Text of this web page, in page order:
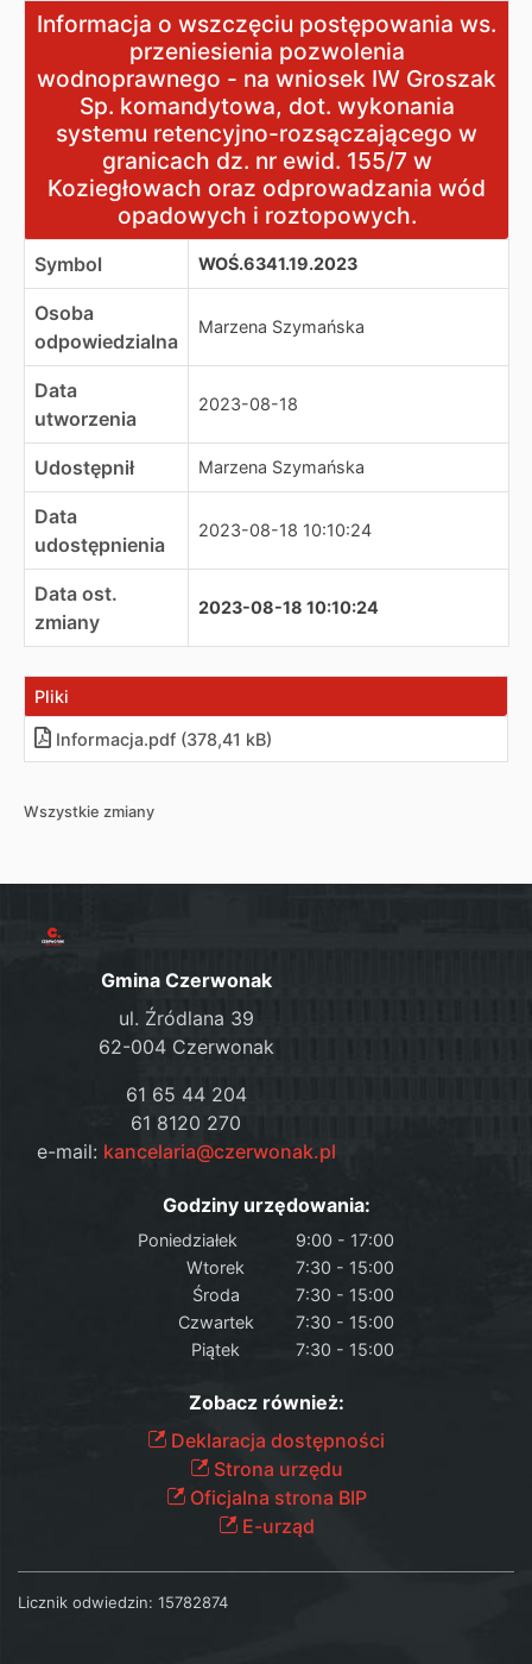
Informacja o wszczęciu postępowania ws.
Informacja o wszczęciu postępowania ws.
przeniesienia pozwolenia
wodnoprawnego - na wniosek IW Groszak
Sp. komandytowa, dot. wykonania
systemu retencyjno-rozsączającego w
granicach dz. nr ewid. 155/7 w
Koziegłowach oraz odprowadzania wód
opadowych i roztopowych.
Symbol WOŚ.6341.19.2023
Osoba
odpowiedzialna
Marzena Szymańska
Data
utworzenia
2023-08-18
Udostępnił Marzena Szymańska
Data
udostępnienia
2023-08-18 10:10:24
Data ost.
zmiany
2023-08-18 10:10:24
Pliki
Informacja.pdf (378,41 kB)
Wszystkie zmiany
Gmina Czerwonak
ul. Źródlana 39
62-004 Czerwonak
61 65 44 204
61 8120 270
e-mail: kancelaria@czerwonak.pl
Godziny urzędowania:
Poniedziałek
9:00 - 17:00
Wtorek
7:30 - 15:00
Środa
7:30 - 15:00
Czwartek
7:30 - 15:00
Piątek
7:30 - 15:00
Zobacz również:
Deklaracja dostępności
Strona urzędu
Oficjalna strona BIP
E-urząd
Licznik odwiedzin: 15782874